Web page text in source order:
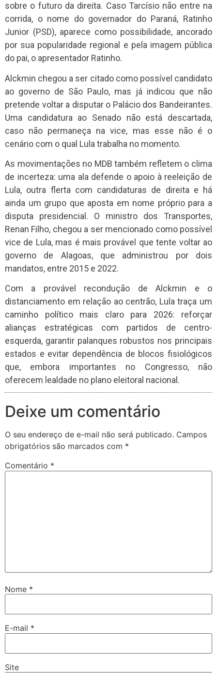
sobre o futuro da direita. Caso Tarcísio não entre na
corrida, o nome do governador do Paraná, Ratinho
Junior (PSD), aparece como possibilidade, ancorado
por sua popularidade regional e pela imagem pública
do pai, o apresentador Ratinho.
Alckmin chegou a ser citado como possível candidato
ao governo de São Paulo, mas já indicou que não
pretende voltar a disputar o Palácio dos Bandeirantes.
Uma candidatura ao Senado não está descartada,
caso não permaneça na vice, mas esse não é o
cenário com o qual Lula trabalha no momento.
As movimentações no MDB também refletem o clima
de incerteza: uma ala defende o apoio à reeleição de
Lula, outra flerta com candidaturas de direita e há
ainda um grupo que aposta em nome próprio para a
disputa presidencial. O ministro dos Transportes,
Renan Filho, chegou a ser mencionado como possível
vice de Lula, mas é mais provável que tente voltar ao
governo de Alagoas, que administrou por dois
mandatos, entre 2015 e 2022.
Com a provável recondução de Alckmin e o
distanciamento em relação ao centrão, Lula traça um
caminho político mais claro para 2026: reforçar
alianças estratégicas com partidos de centro-
esquerda, garantir palanques robustos nos principais
estados e evitar dependência de blocos fisiológicos
que, embora importantes no Congresso, não
oferecem lealdade no plano eleitoral nacional.
Deixe um comentário
O seu endereço de e-mail não será publicado. Campos
obrigatórios são marcados com *
Comentário *
Nome *
E-mail *
Site